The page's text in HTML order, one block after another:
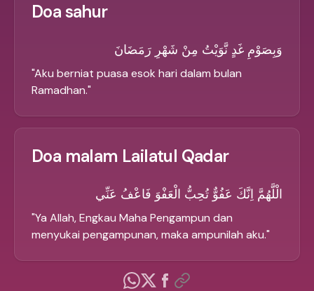
Doa sahur
وَبِصَوْمِ غَدٍ نَّوَيْتُ مِنْ شَهْرِ رَمَضَانَ
"Aku berniat puasa esok hari dalam bulan
Ramadhan."
Doa malam Lailatul Qadar
الْلَّهُمَّ اِنَّكَ عَفُوٌّ تُحِبُّ الْعَفْوَ فَاعْفُ عَنِّي
"Ya Allah, Engkau Maha Pengampun dan
menyukai pengampunan, maka ampunilah aku."